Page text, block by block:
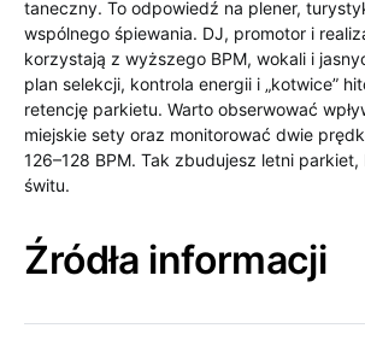
taneczny. To odpowiedź na plener,
wspólnego śpiewania. DJ, promotor i
korzystają z wyższego BPM, wokali i
plan selekcji, kontrola energii i „kotwice”
retencję parkietu. Warto obserwować
miejskie sety oraz monitorować dwie
126–128 BPM. Tak zbudujesz letni
świtu.
Źródła informacji